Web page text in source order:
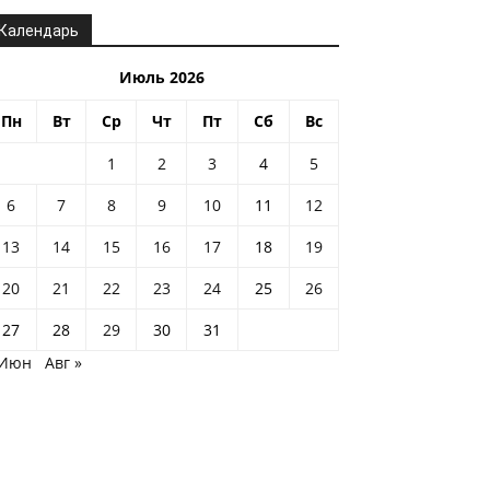
Июль 2026
Пн Вт Ср Чт Пт Сб Вс
1 2 3 4
5
6
7 8 9 10 11
12
13
14 15 16 17 18
19
20
21 22 23 24 25
26
27
28 29 30
31
Авг »